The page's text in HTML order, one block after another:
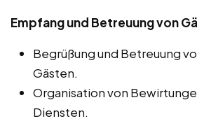
Empfang und Betreuung von
Begrüßung und Betreuung
Gästen.
Organisation von
Diensten.